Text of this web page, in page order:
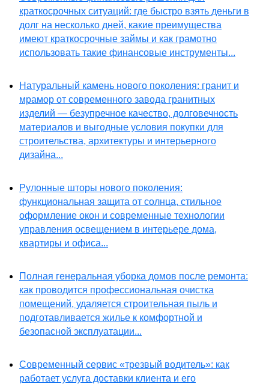
краткосрочных ситуаций: где быстро взять деньги в
долг на несколько дней, какие преимущества
имеют краткосрочные займы и как грамотно
использовать такие финансовые инструменты...
Натуральный камень нового поколения: гранит и
мрамор от современного завода гранитных
изделий — безупречное качество, долговечность
материалов и выгодные условия покупки для
строительства, архитектуры и интерьерного
дизайна...
Рулонные шторы нового поколения:
функциональная защита от солнца, стильное
оформление окон и современные технологии
управления освещением в интерьере дома,
квартиры и офиса...
Полная генеральная уборка домов после ремонта:
как проводится профессиональная очистка
помещений, удаляется строительная пыль и
подготавливается жилье к комфортной и
безопасной эксплуатации...
Современный сервис «трезвый водитель»: как
работает услуга доставки клиента и его